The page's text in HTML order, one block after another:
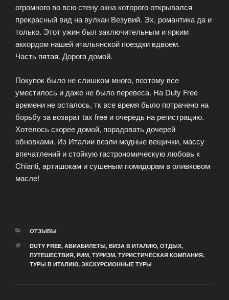
огромного во всю стену окна которого открывался
прекрасный вид на вулкан Везувий. Эх, романтика да и
только. Этот ужин был заключительным и ярким
аккордом нашей итальянской поездки вдвоем.
Часть пятая. Дорога домой.
Покупок было не слишком много, поэтому все
уместилось и даже не было перевеса. На Duty Free
времени не осталось, тк все время было потрачено на
борьбу за возврат tax free и очередь на регистрацию.
Хотелось скорее домой, порадовать дочерей
обновками. Из Италии везли модные вещички, массу
впечатлений и стойкую гастрономическую любовь к
Chianti, артишокам и сушеным помидорам в оливковом
масле!
РУБРИКИ
ОТЗЫВЫ
МЕТКИ
DUTY FREE, АВИАБИЛЕТЫ, ВИЗА В ИТАЛИЮ, ОТДЫХ,
ПУТЕШЕСТВИЯ, РИМ, ТУРИЗМ, ТУРИСТИЧЕСКАЯ КОМПАНИЯ,
ТУРЫ В ИТАЛИЮ, ЭКСКУРСИОННЫЕ ТУРЫ